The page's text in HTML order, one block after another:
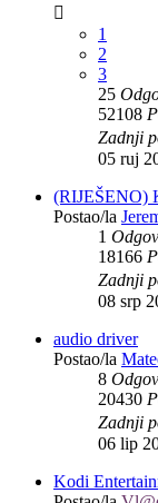
1
2
3
25
52108
Zadnji
05 ruj
(RIJEŠENO)
Postao/la
1
18166
Zadnji
08 srp
audio driver
Postao/la
8
20430
Zadnji
06 lip
Kodi